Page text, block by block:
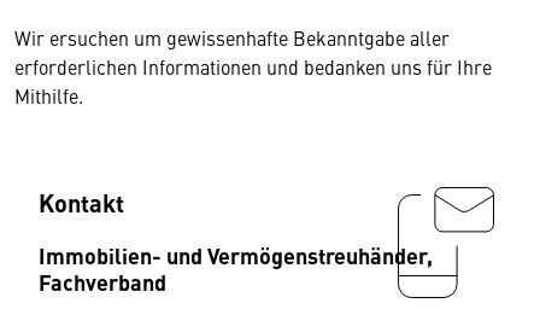
Wir ersuchen um gewissenhafte Bekanntgabe aller
erforderlichen Informationen und bedanken uns für Ihre
Mithilfe.
Kontakt
Immobilien- und Vermögenstreuhänder,
Fachverband